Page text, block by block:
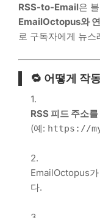
RSS-to-Email은
EmailOctopus와
로 구독자에게 뉴
🔁 어떻게 작
RSS 피드 주소
(예: https://
EmailOctopus가
다.